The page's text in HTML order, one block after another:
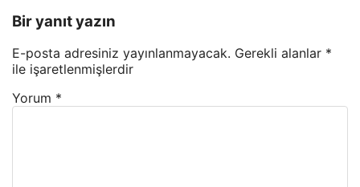
Bir yanıt yazın
E-posta adresiniz yayınlanmayacak. Gerekli alanlar *
ile işaretlenmişlerdir
Yorum *